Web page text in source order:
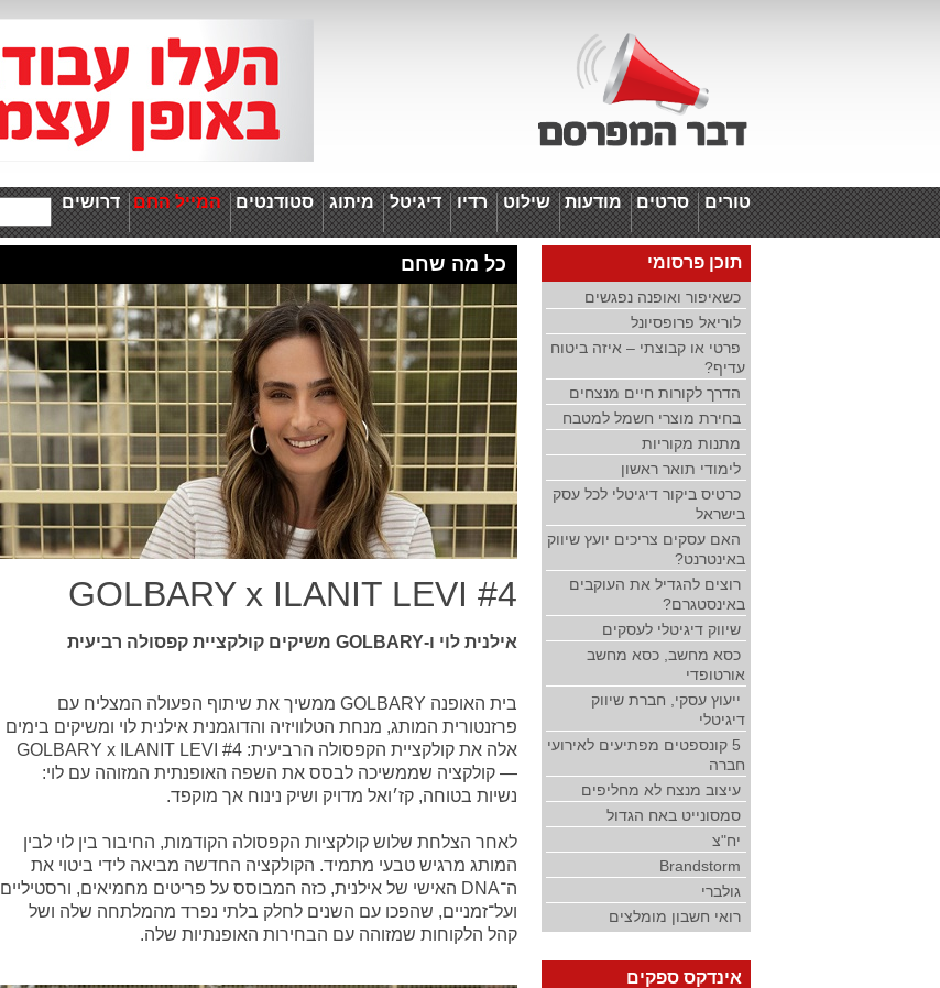
טורים סרטים מודעות שילוט רדיו דיגיטל מיתוג סטודנטים המייל החם דרושים
כל מה שחם
GOLBARY x ILANIT LEVI #4
אילנית לוי ו-GOLBARY משיקים קולקציית קפסולה רביעית
בית האופנה GOLBARY ממשיך את שיתוף הפעולה המצליח עם
פרזנטורית המותג, מנחת הטלוויזיה והדוגמנית אילנית לוי ומשיקים בימים
אלה את קולקציית הקפסולה הרביעית: GOLBARY x ILANIT LEVI #4
— קולקציה שממשיכה לבסס את השפה האופנתית המזוהה עם לוי:
נשיות בטוחה, קז׳ואל מדויק ושיק נינוח אך מוקפד.
לאחר הצלחת שלוש קולקציות הקפסולה הקודמות, החיבור בין לוי לבין
המותג מרגיש טבעי מתמיד. הקולקציה החדשה מביאה לידי ביטוי את
ה־DNA האישי של אילנית, כזה המבוסס על פריטים מחמיאים, ורסטיליים
ועל־זמניים, שהפכו עם השנים לחלק בלתי נפרד מהמלתחה שלה ושל
קהל הלקוחות שמזוהה עם הבחירות האופנתיות שלה.
תוכן פרסומי
כשאיפור ואופנה נפגשים
לוריאל פרופסיונל
פרטי או קבוצתי – איזה ביטוח
עדיף?
הדרך לקורות חיים מנצחים
בחירת מוצרי חשמל למטבח
מתנות מקוריות
לימודי תואר ראשון
כרטיס ביקור דיגיטלי לכל עסק
בישראל
האם עסקים צריכים יועץ שיווק
באינטרנט?
רוצים להגדיל את העוקבים
באינסטגרם?
שיווק דיגיטלי לעסקים
כסא מחשב, כסא מחשב
אורטופדי
ייעוץ עסקי, חברת שיווק
דיגיטלי
5 קונספטים מפתיעים לאירועי
חברה
עיצוב מנצח לא מחליפים
סמסונייט באח הגדול
יח"צ
Brandstorm
גולברי
רואי חשבון מומלצים
אינדקס ספקים